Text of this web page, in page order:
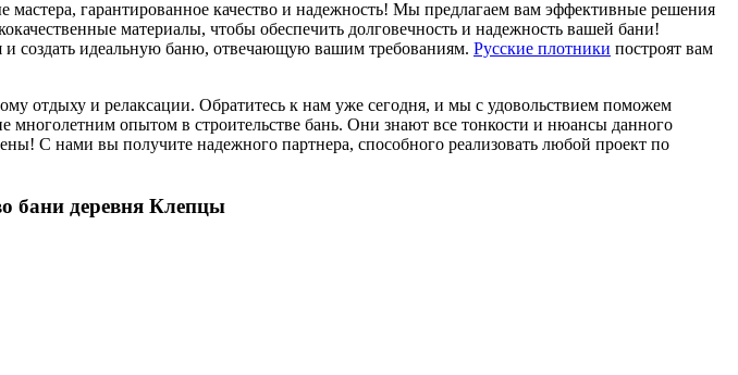
гарантированное качество и надежность! Мы предлагаем вам эффективные решения
материалы, чтобы обеспечить долговечность и надежность вашей бани!
и создать идеальную баню, отвечающую вашим требованиям. Русские плотники построят вам
отдыху и релаксации. Обратитесь к нам уже сегодня, и мы с удовольствием поможем
опытом в строительстве бань. Они знают все тонкости и нюансы данного
С нами вы получите надежного партнера, способного реализовать любой проект по
бани деревня Клепцы